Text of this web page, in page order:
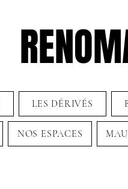
LES DÉRIVÉS
NOS ESPACES